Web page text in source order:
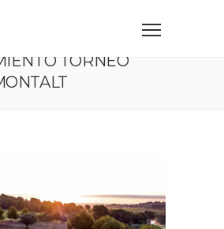
Design
Grupo Montalt
TORNEO